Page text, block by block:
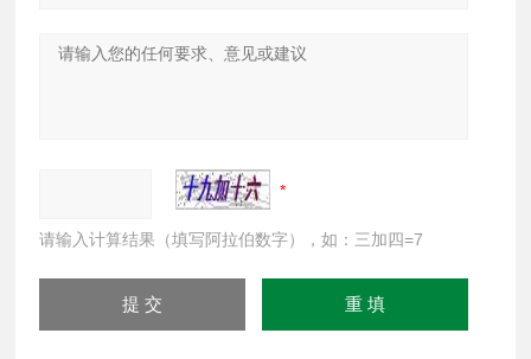
请输入计算结果（填写阿拉伯数字），如：三加四=7